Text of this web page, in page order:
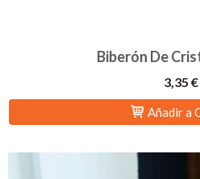
Biberón De
3,35 €
Añadir a